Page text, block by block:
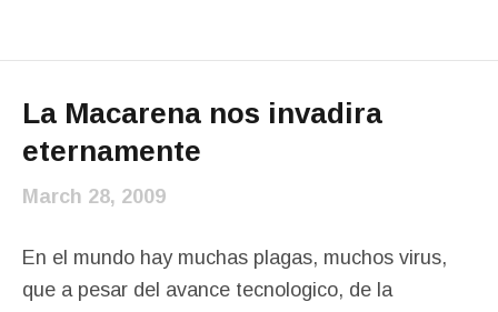
La Macarena nos invadira
eternamente
March 28, 2009
En el mundo hay muchas plagas, muchos virus,
que a pesar del avance tecnologico, de la